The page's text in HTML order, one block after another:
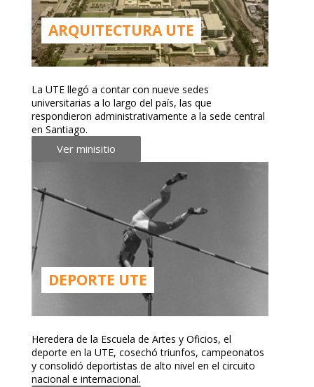
ARQUITECTURA UTE
La UTE llegó a contar con nueve sedes
universitarias a lo largo del país, las que
respondieron administrativamente a la sede central
en Santiago.
Ver minisitio
DEPORTE UTE
Heredera de la Escuela de Artes y Oficios, el
deporte en la UTE, cosechó triunfos, campeonatos
y consolidó deportistas de alto nivel en el circuito
nacional e internacional.